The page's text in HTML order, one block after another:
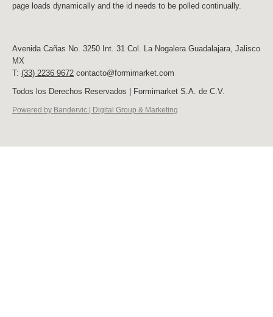
page loads dynamically and the id needs to be polled continually.
Avenida Cañas No. 3250 Int. 31 Col. La Nogalera Guadalajara, Jalisco
MX
T: (33) 2236 9672 contacto@formimarket.com
Todos los Derechos Reservados | Formimarket S.A. de C.V.
Powered by Bandervic | Digital Group & Marketing